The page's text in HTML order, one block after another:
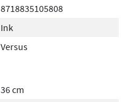
8718835105808
Ink
Versus
36 cm